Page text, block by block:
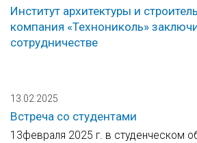
Институт архитектуры и
компания «Технониколь»
сотрудничестве
13.02.2025
Встреча со студентами
13февраля 2025 г. в студенческом